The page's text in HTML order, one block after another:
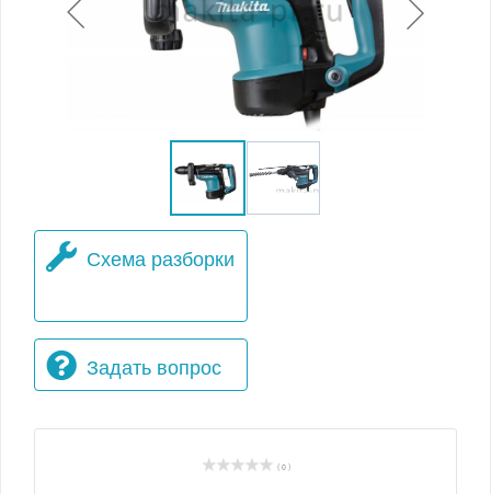
Схема разборки
Задать вопрос
( 0 )